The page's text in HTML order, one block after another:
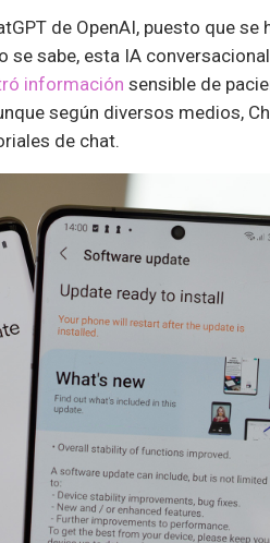
de OpenAI, puesto que se
sabe, esta IA
información sensible de
según diversos medios,
de chat.